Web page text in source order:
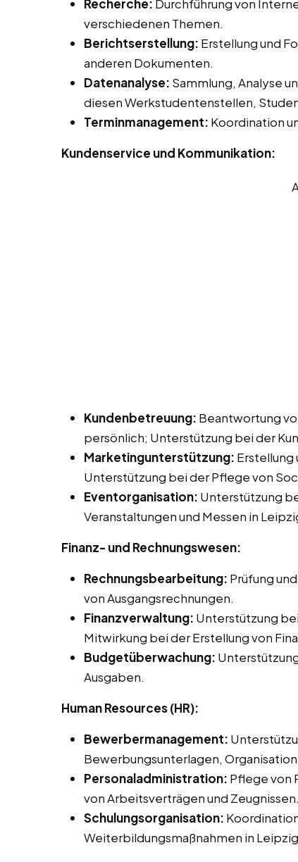
Recherche: Durchführung von
verschiedenen Themen.
Berichtserstellung: Erstellung und
anderen Dokumenten.
Datenanalyse: Sammlung, Analyse
diesen Werkstudentenstellen,
Terminmanagement: Koordination
Kundenservice und Kommunikation:
Kundenbetreuung: Beantwortung
persönlich; Unterstützung bei der
Marketingunterstützung: Erstellung
Unterstützung bei der Pflege von
Eventorganisation: Unterstützung
Veranstaltungen und Messen in
Finanz- und Rechnungswesen:
Rechnungsbearbeitung: Prüfung
von Ausgangsrechnungen.
Finanzverwaltung: Unterstützung
Mitwirkung bei der Erstellung von
Budgetüberwachung:
Ausgaben.
Human Resources (HR):
Bewerbermanagement:
Bewerbungsunterlagen,
Personaladministration: Pflege von
von Arbeitsverträgen und Zeugnissen.
Schulungsorganisation:
Weiterbildungsmaßnahmen in